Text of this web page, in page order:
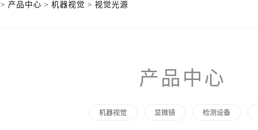
> 产品中心 >机器视觉 >视觉光源
产品中心
机器视觉 显微镜 检测设备